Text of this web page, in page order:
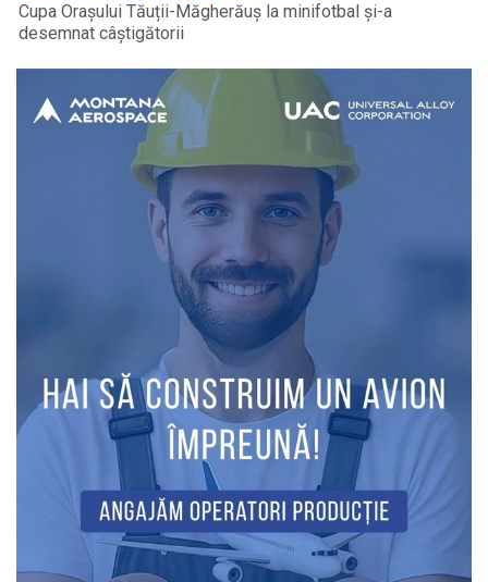
Cupa Orașului Tăuții-Măgherăuș la minifotbal și-a
desemnat câștigătorii